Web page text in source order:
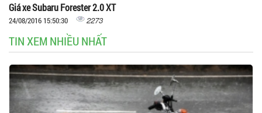
Giá xe Subaru Forester 2.0 XT
24/08/2016 15:50:30 2273
TIN XEM NHIỀU NHẤT